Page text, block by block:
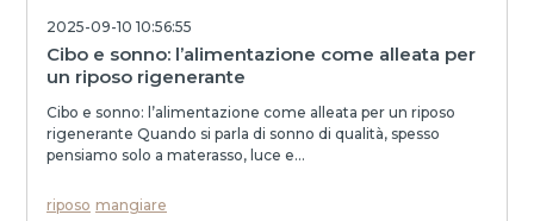
2025-09-10 10:56:55
Cibo e sonno: l’alimentazione come alleata per
un riposo rigenerante
Cibo e sonno: l’alimentazione come alleata per un riposo
rigenerante Quando si parla di sonno di qualità, spesso
pensiamo solo a materasso, luce e...
riposo mangiare